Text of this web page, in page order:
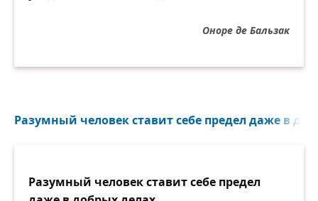
Оноре де Бальзак
Разумный человек ставит себе предел даже в
Разумный человек ставит себе предел